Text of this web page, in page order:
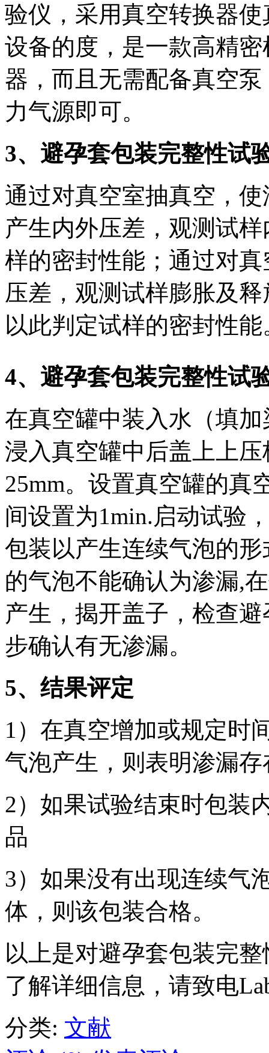
验仪，采用真空转换器
设备的度，是一款高精
器，而且无需配备真空
力气源即可。
3、 避孕套包装完整性试
通过对真空室抽真空，
产生内外压差，观测试
样的密封性能；通过对
压差，观测试样膨胀及
以此判定试样的密封性
4、 避孕套包装完整性试
在真空罐中装入水（填
浸入真空罐中后盖上上
25mm。设置真空罐的真
间设置为1min.启动试验
包装以产生连续气泡的
的气泡不能确认为渗漏,
产生，揭开盖子，检查
步确认有无渗漏。
5、结果评定
1）在真空增加或规定时
气泡产生，则表明渗漏
2）如果试验结束时包装
品
3）如果没有出现连续气
体，则该包装合格。
以上是对避孕套包装完
了解详细信息，请致电
分类: 文献